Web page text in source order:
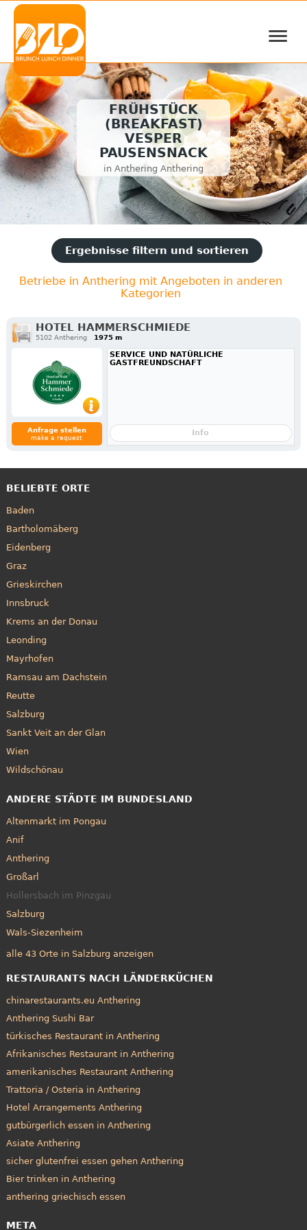
≡
FRÜHSTÜCK
(BREAKFAST)
VESPER
PAUSENSNACK
in Anthering Anthering
Ergebnisse filtern und sortieren
Betriebe in Anthering mit Angeboten in anderen
Kategorien
HOTEL HAMMERSCHMIEDE
5102 Anthering 1975 m
Anfrage stellen
make a request
SERVICE UND NATÜRLICHE
GASTFREUNDSCHAFT
Info
BELIEBTE ORTE
Baden
Bartholomäberg
Eidenberg
Graz
Grieskirchen
Innsbruck
Krems an der Donau
Leonding
Mayrhofen
Ramsau am Dachstein
Reutte
Salzburg
Sankt Veit an der Glan
Wien
Wildschönau
ANDERE STÄDTE IM BUNDESLAND
Altenmarkt im Pongau
Anif
Anthering
Großarl
Hollersbach im Pinzgau
Salzburg
Wals-Siezenheim
alle 43 Orte in Salzburg anzeigen
RESTAURANTS NACH LÄNDERKÜCHEN
chinarestaurants.eu Anthering
Anthering Sushi Bar
türkisches Restaurant in Anthering
Afrikanisches Restaurant in Anthering
amerikanisches Restaurant Anthering
Trattoria / Osteria in Anthering
Hotel Arrangements Anthering
gutbürgerlich essen in Anthering
Asiate Anthering
sicher glutenfrei essen gehen Anthering
Bier trinken in Anthering
anthering griechisch essen
META